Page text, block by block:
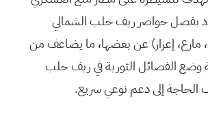
بفصل حواضر ريف حلب الشمالي
مارع، إعزاز) عن بعضها، ما يضاعف من
الفصائل الثورية في ريف حلب
الحاجة إلى دعم نوعي سريع.